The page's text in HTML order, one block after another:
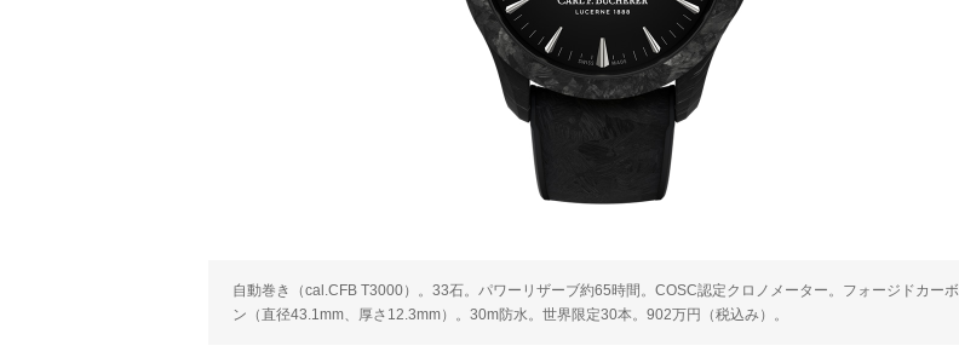
自動巻き（cal.CFB T3000）。33石。パワーリザーブ約65時間。COSC認定クロノメーター。フォージドカーボ
ン（直径43.1mm、厚さ12.3mm）。30m防水。世界限定30本。902万円（税込み）。